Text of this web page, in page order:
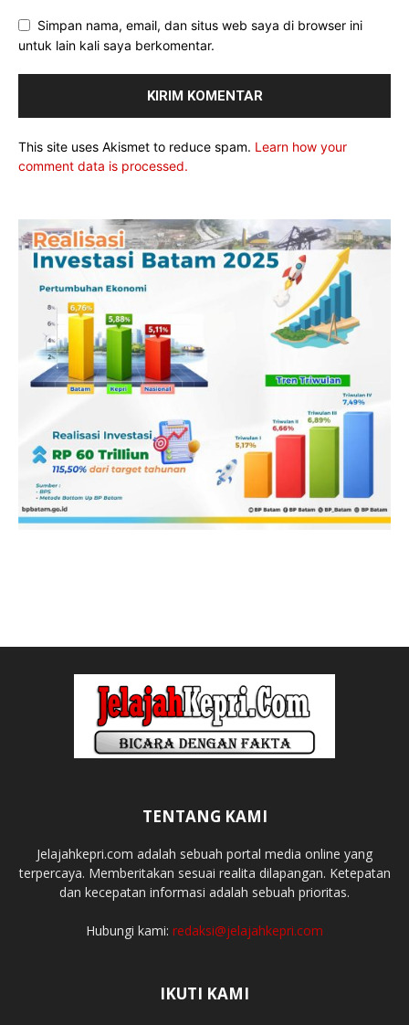
Simpan nama, email, dan situs web saya di browser ini
untuk lain kali saya berkomentar.
This site uses Akismet to reduce spam. Learn how your
comment data is processed.
TENTANG KAMI
Jelajahkepri.com adalah sebuah portal media online yang
terpercaya. Memberitakan sesuai realita dilapangan. Ketepatan
dan kecepatan informasi adalah sebuah prioritas.
Hubungi kami: redaksi@jelajahkepri.com
IKUTI KAMI